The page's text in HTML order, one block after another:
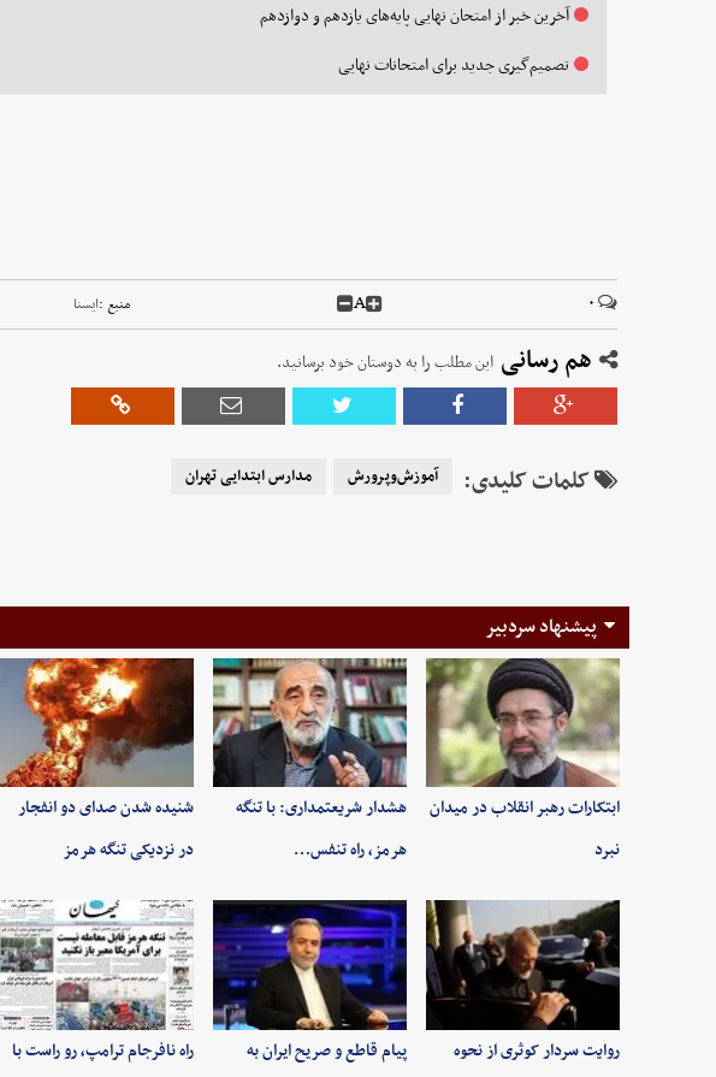
آخرین خبر از امتحان نهایی پایه‌های یازدهم و دوازدهم
تصمیم‌گیری جدید برای امتحانات نهایی
۰ A منبع :ايسنا
هم رسانی این مطلب را به دوستان خود برسانید.
کلمات کلیدی: آموزش‌وپرورش مدارس ابتدایی تهران
پیشنهاد سردبیر
ابتکارات رهبر انقلاب در میدان
نبرد
هشدار شریعتمداری: با تنگه
هرمز، راه تنفس…
شنیده شدن صدای دو انفجار
در نزدیکی تنگه هرمز
روایت سردار کوثری از نحوه
پیام قاطع و صریح ایران به
راه نافرجام ترامپ، رو راست با